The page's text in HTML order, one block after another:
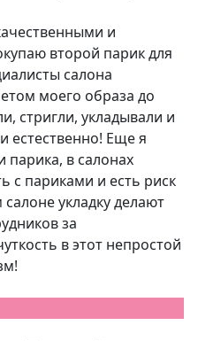
и
второй парик для
салона
моего образа до
стригли, укладывали и
естественно! Еще я
парика, в салонах
с париками и есть риск
укладку делают
за
в этот непростой